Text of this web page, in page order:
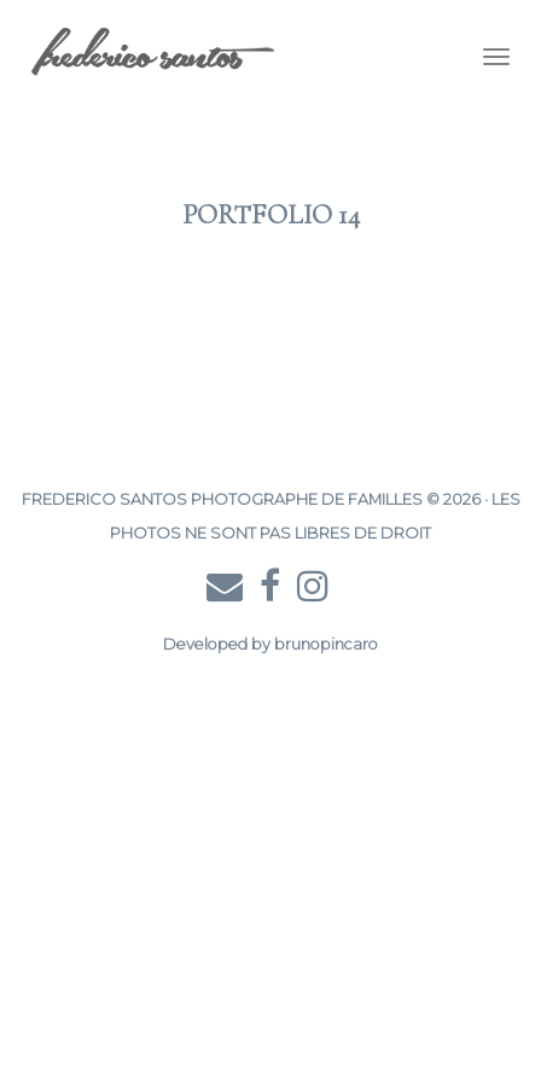
PORTFOLIO 14
FREDERICO SANTOS PHOTOGRAPHE DE FAMILLES © 2026 · LES
PHOTOS NE SONT PAS LIBRES DE DROIT
Developed by brunopincaro